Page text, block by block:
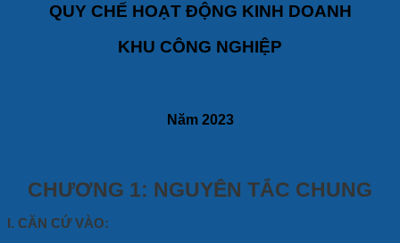
QUY CHẾ HOẠT ĐỘNG KINH DOANH
KHU CÔNG NGHIỆP
Năm 2023
CHƯƠNG 1: NGUYÊN TẮC CHUNG
I. CĂN CỨ VÀO: